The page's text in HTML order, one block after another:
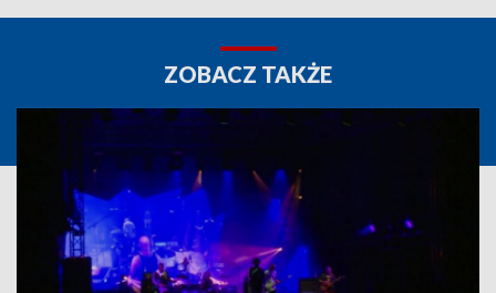
ZOBACZ TAKŻE